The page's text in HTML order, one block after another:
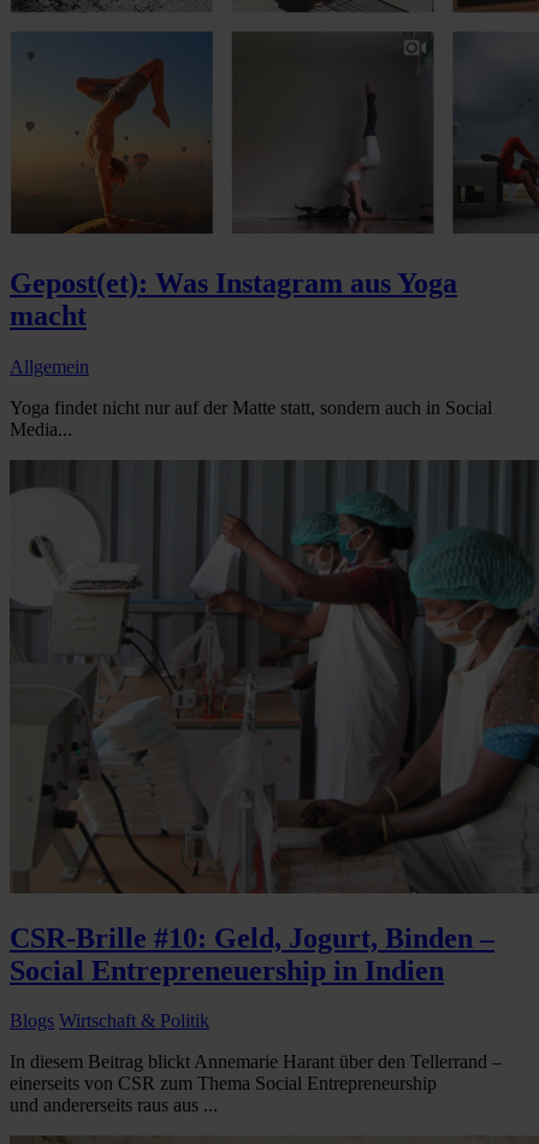
Gepost(et): Was Instagram aus Yoga
macht
Allgemein
Yoga findet nicht nur auf der Matte statt, sondern auch in Social
Media...
CSR-Brille #10: Geld, Jogurt, Binden –
Social Entrepreneuership in Indien
Blogs Wirtschaft & Politik
In diesem Beitrag blickt Annemarie Harant über den Tellerrand –
einerseits von CSR zum Thema Social Entrepreneurship
und andererseits raus aus ...